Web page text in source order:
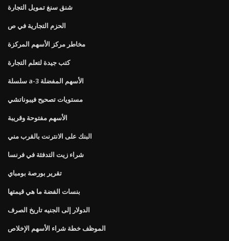
شنق سنغ تمويل التجارة
الحزم التجارية في ص
مخاطر مركز الأسهم المركزة
كتب جيدة لتعلم التجارة
سلسلة a-3 الأسهم المفضلة
مستويات تصحيح فيبوناتشي
الأسهم مفتوحة وقريبة
البنك على الانترنت بالقرب مني
شراء زيت التدفئة في فرنسا
تقرير بورصة بومباي
بنسات الفضة ما هي قيمتها
الدولار إلى الجنيه تاريخ الصرف
الموظف خطة شراء الأسهم الإخلاص